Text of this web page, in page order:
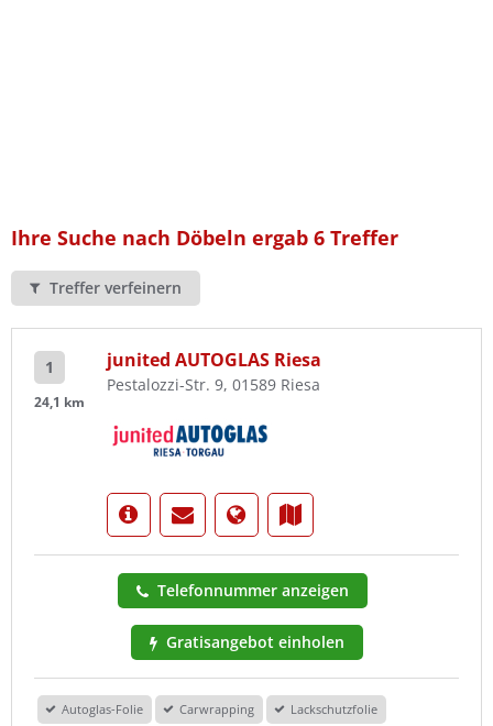
Ihre Suche nach Döbeln ergab 6 Treffer
Treffer verfeinern
1
24,1 km
junited AUTOGLAS Riesa
Pestalozzi-Str. 9, 01589 Riesa
Telefonnummer anzeigen
Gratisangebot einholen
Autoglas-Folie Carwrapping Lackschutzfolie